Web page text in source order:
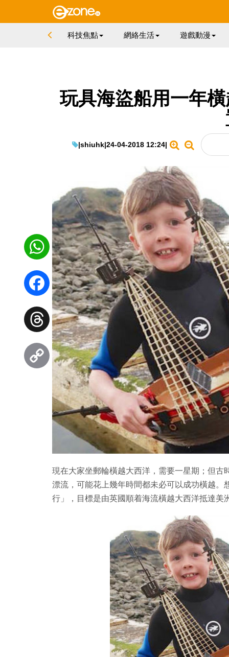
科技焦點 網絡生活 遊戲動漫
玩具海盜船用一年
|shiuhk|24-04-2018 12:24|
現在大家坐郵輪橫越大西洋，需要一星期；但
漂流，可能花上幾年時間都未必可以成功橫越
行」，目標是由英國順着海流橫越大西洋抵達美
WhatsApp
Facebook
Threads
Link